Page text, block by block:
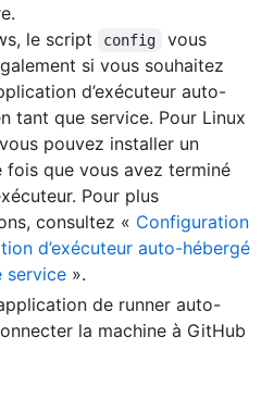
le script
config
vous
si vous souhaitez
d’exécuteur auto-
tant que service. Pour Linux
pouvez installer un
fois que vous avez terminé
Pour plus
consultez « Configuration
d’exécuteur auto-hébergé
service ».
de runner auto-
la machine à GitHub